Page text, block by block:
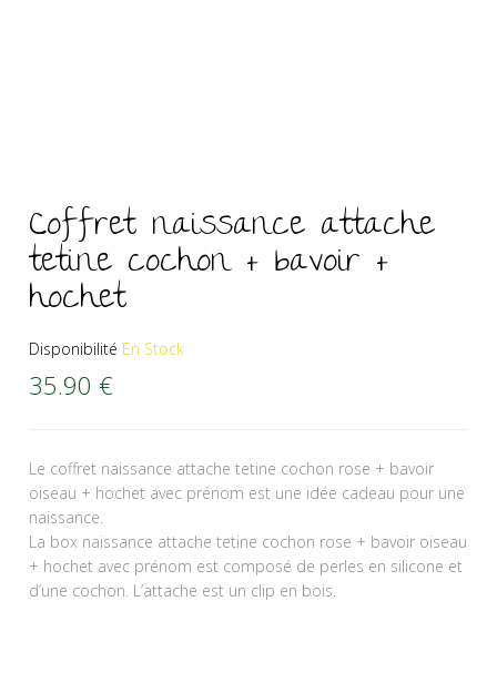
Coffret naissance attache
tetine cochon + bavoir +
hochet
Disponibilité En Stock
35.90 €
Le coffret naissance attache tetine cochon rose + bavoir
oiseau + hochet avec prénom est une idée cadeau pour une
naissance.
La box naissance attache tetine cochon rose + bavoir oiseau
+ hochet avec prénom est composé de perles en silicone et
d’une cochon. L’attache est un clip en bois.